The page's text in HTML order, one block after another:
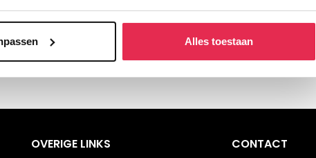
Alles toestaan
OVERIGE LINKS CONTACT